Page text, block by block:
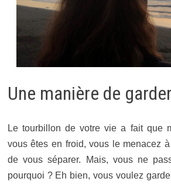
Une manière de
Le tourbillon de votre vie a fait que
vous êtes en froid, vous le menacez
de vous séparer. Mais, vous ne
pourquoi ? Eh bien, vous voulez